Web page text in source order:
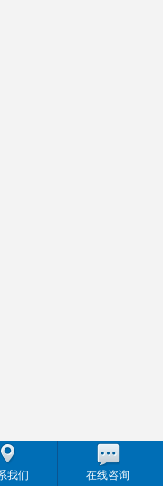
我们 在线咨询